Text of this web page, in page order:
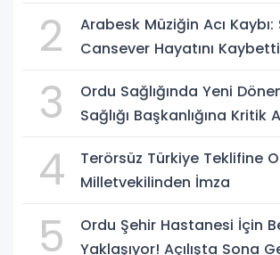
2
Arabesk Müziğin Acı Kaybı:
Cansever Hayatını Kaybetti
3
Ordu Sağlığında Yeni
Sağlığı Başkanlığına Kritik
4
Terörsüz Türkiye Teklifine
Milletvekilinden İmza
5
Ordu Şehir Hastanesi İçin
Yaklaşıyor! Açılışta Sona